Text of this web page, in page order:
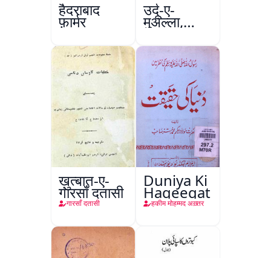
हैदराबाद
फ़ार्मर
उर्दू-ए-
मुअल्ला,
कानपुर
ख़ुत्बात-ए-
गारसाँ दतासी
गारसाँ दतासी
Duniya Ki
Haqeeqat
हकीम मोहम्मद अख़्तर